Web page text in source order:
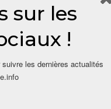
sur les
!
les dernières actualités